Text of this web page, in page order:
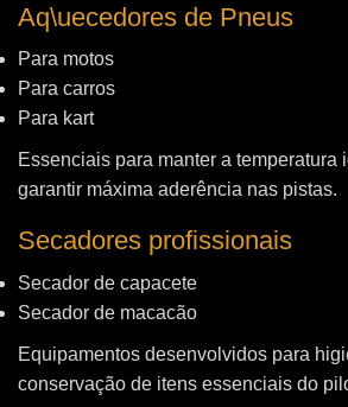
Aq\uecedores de Pneus
Para motos
Para carros
Para kart
Essenciais para manter a temperatura
garantir máxima aderência nas pistas.
Secadores profissionais
Secador de capacete
Secador de macacão
Equipamentos desenvolvidos para
conservação de itens essenciais do